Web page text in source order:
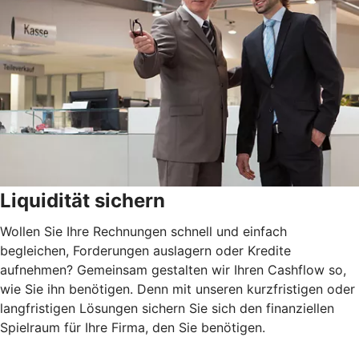
Liquidität sichern
Wollen Sie Ihre Rechnungen schnell und einfach
begleichen, Forderungen auslagern oder Kredite
aufnehmen? Gemeinsam gestalten wir Ihren Cashflow so,
wie Sie ihn benötigen. Denn mit unseren kurzfristigen oder
langfristigen Lösungen sichern Sie sich den finanziellen
Spielraum für Ihre Firma, den Sie benötigen.